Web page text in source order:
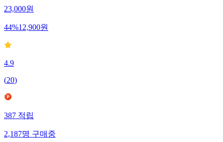
23,000원
44%12,900원
4.9
(20)
387 적립
2,187명 구매중